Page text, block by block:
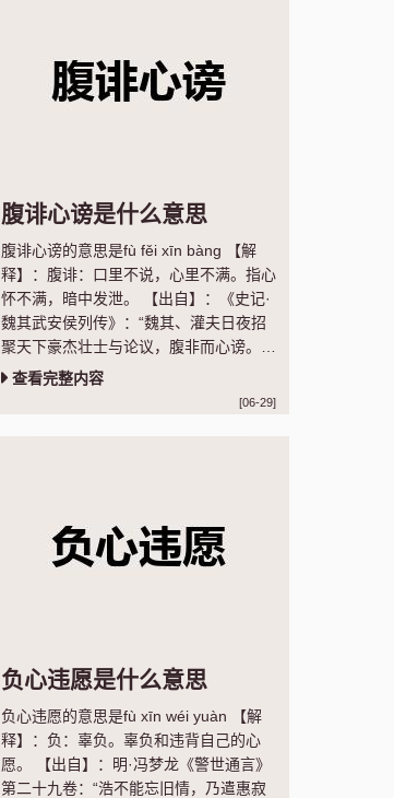
腹诽心谤是什么意思
腹诽心谤的意思是fù fěi xīn bàng 【解
释】：腹诽：口里不说，心里不满。指心
怀不满，暗中发泄。 【出自】：《史记·
魏其武安侯列传》：“魏其、灌夫日夜招
聚天下豪杰壮士与论议，腹非而心谤。”
【语法】：联合式；作谓语；指心怀不
查看完整内容
[06-29]
负心违愿是什么意思
负心违愿的意思是fù xīn wéi yuàn 【解
释】：负：辜负。辜负和违背自己的心
愿。 【出自】：明·冯梦龙《警世通言》
第二十九卷：“浩不能忘旧情，乃遣惠寂